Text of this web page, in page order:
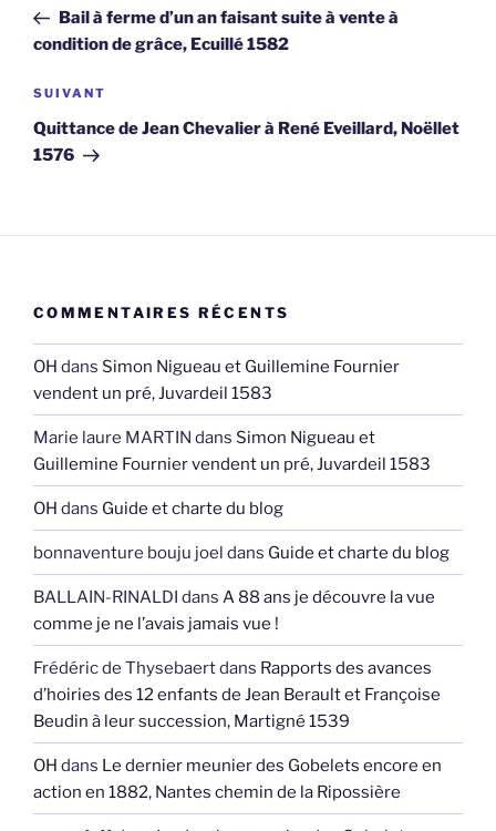
l’article
précédent
Bail à ferme d’un an faisant suite à vente à
condition de grâce, Ecuillé 1582
Article
suivant
SUIVANT
Quittance de Jean Chevalier à René Eveillard, Noëllet
1576
COMMENTAIRES RÉCENTS
OH dans Simon Nigueau et Guillemine Fournier
vendent un pré, Juvardeil 1583
Marie laure MARTIN dans Simon Nigueau et
Guillemine Fournier vendent un pré, Juvardeil 1583
OH dans Guide et charte du blog
bonnaventure bouju joel dans Guide et charte du blog
BALLAIN-RINALDI dans A 88 ans je découvre la vue
comme je ne l’avais jamais vue !
Frédéric de Thysebaertdans Rapports des avances
d’hoiries des 12 enfants de Jean Berault et Françoise
Beudin à leur succession, Martigné 1539
OH dans Le dernier meunier des Gobelets encore en
action en 1882, Nantes chemin de la Ripossière